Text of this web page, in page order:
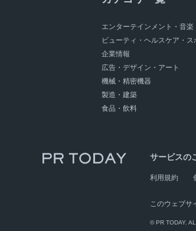
エンターテインメント・音楽
ビューティ・ヘルスケア・ス
企業情報
広告・デザイン・アート
機械・精密機器
製造・建築
食品・飲料
サービスの
利用規約
このウェブサ
© PR TODAY.